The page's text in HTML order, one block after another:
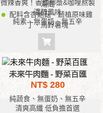
微辣香爽！香醇椰漿&咖哩熬製
濃醇風味
純素、無蛋奶、無五辛
湯底
配料含杏鮑菇、蔬植原味雞
丁、馬鈴薯塊
未來牛肉麵 - 野菜百匯
NT$ 280
純蔬食、無蛋奶、無五辛
清爽高纖 低負擔首選